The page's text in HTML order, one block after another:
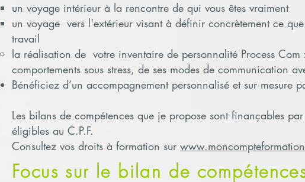
un voyage intérieur à la rencontre de qui vous êtes vraiment
un voyage vers l'extérieur visant à définir concrètement ce
travail
la réalisation de votre inventaire de personnalité Process
comportements sous stress, de ses modes de communication
Bénéficiez d’un accompagnement personnalisé et sur mesure
Les bilans de compétences que je propose sont finançables
éligibles au C.P.F.
Consultez vos droits à formation sur
Focus sur le bilan de